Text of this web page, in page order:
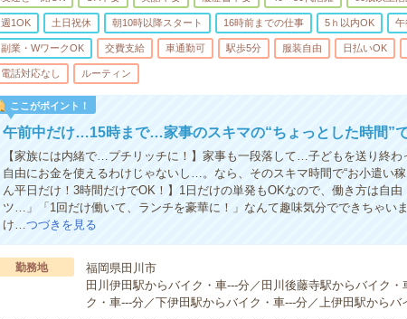
週1OK 土日祝休 朝10時以降スタート 16時前までの仕事 5ｈ以内OK 午
副業・WワークOK 交費支給 車通勤可 駅歩5分 服装自由 日払いOK
電話対応なし ルーティン
ここがポイント！
午前中だけ…15時まで…家事のスキマの“ちょっとした時間”
【家族には内緒で…プチリッチに！】家事も一段落して…子どもを送り終わ
自由にお金を使えるわけじゃないし…。なら、そのスキマ時間で“お小遣い
ん平日だけ！3時間だけでOK！】1日だけの単発もOKなので、働き方は自
ツ…」「1回だけ働いて、ランチを豪華に！」なんて趣味気分でできちゃい
け…つづきを見る
勤務地
福岡県田川市
田川伊田駅からバイク・車---分／田川後藤寺駅からバイク
ク・車---分／下伊田駅からバイク・車---分／上伊田駅からバ